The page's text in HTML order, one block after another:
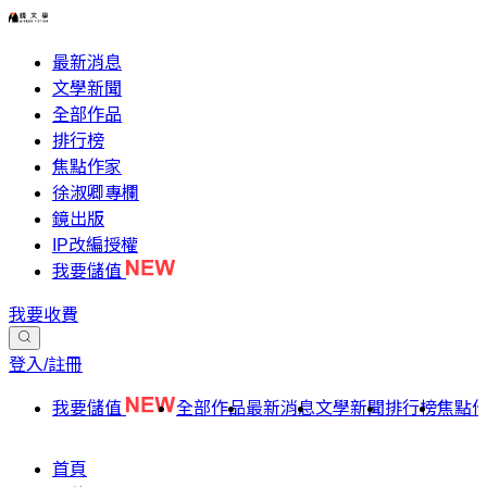
最新消息
文學新聞
全部作品
排行榜
焦點作家
徐淑卿專欄
鏡出版
IP改編授權
我要儲值
我要收費
登入/註冊
我要儲值 全部作品最新消息文學新聞排行榜焦點
首頁